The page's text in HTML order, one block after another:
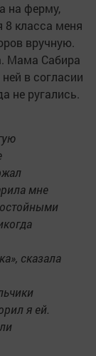
на ферму,
8 класса меня
вручную.
Мама Сабира
в согласии
не ругались.
мне
сказала
я ей.